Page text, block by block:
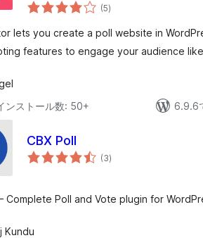
(5個
の
価
)
lets you create a poll website in
features to engage your audience
ンストール数: 50+
6.9.6
CBX Poll
(3個
の)
Complete Poll and Vote plugin for
Kundu